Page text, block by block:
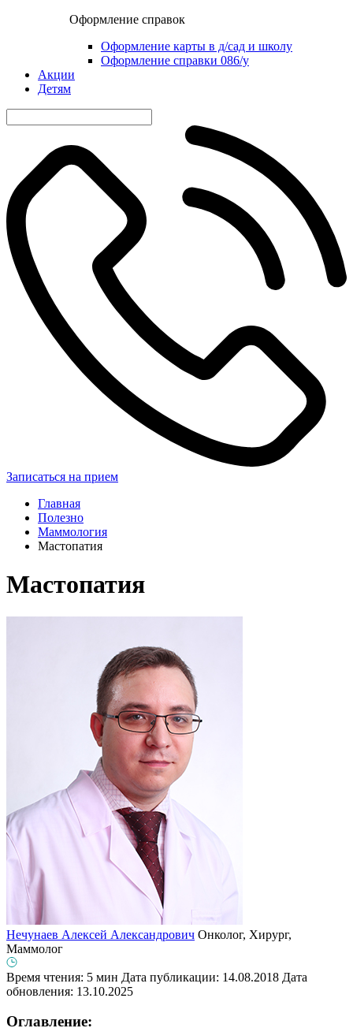
Оформление справок
Оформление карты в д/сад и школу
Оформление справки 086/у
Акции
Детям
Записаться на прием
Главная
Полезно
Маммология
Мастопатия
Мастопатия
Нечунаев Алексей Александрович Онколог, Хирург,
Маммолог
Время чтения: 5 мин Дата публикации: 14.08.2018 Дата
обновления: 13.10.2025
Оглавление: